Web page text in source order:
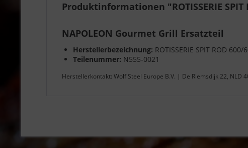
Produktinformationen "ROTISSERIE SPIT
NAPOLEON Gourmet Grill Ersatzteil
Herstellerbezeichnung: ROTISSERIE SPIT ROD
Teilenummer: N555-0021
Herstellerkontakt: Wolf Steel Europe B.V. | De Riemsdijk 22, NLD